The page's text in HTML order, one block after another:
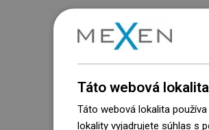
Táto webová
Táto webová lokalita
lokality vyjadrujete súhlas s